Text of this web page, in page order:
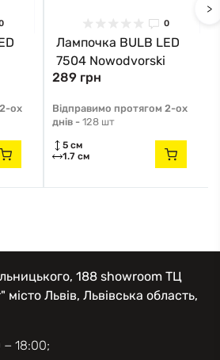
ох
0
Лампочка BULB LED
7504 Nowodvorski
289 грн
Відправимо протягом 2-ох
днів - 128 шт
5 см
1.7 см
>
188 showroom ТЦ
Львів, Львівська область,
18:00;